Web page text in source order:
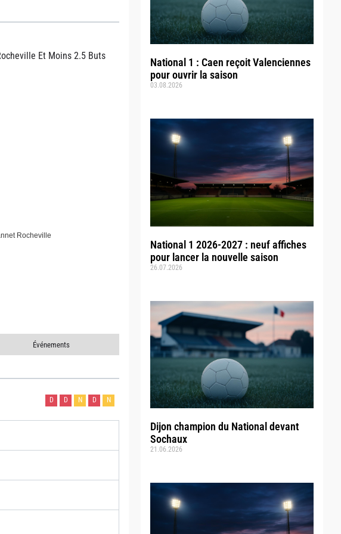
National 1 : Caen reçoit Valenciennes
pour ouvrir la saison
03.08.2026
National 1 2026-2027 : neuf affiches
pour lancer la nouvelle saison
26.07.2026
Dijon champion du National devant
Sochaux
21.06.2026
Et Moins 2.5 Buts
Événements
D D N D N